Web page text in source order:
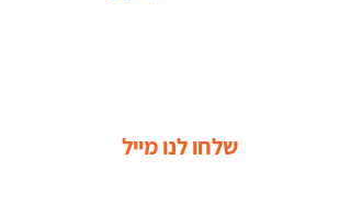
שלחו לנו מייל